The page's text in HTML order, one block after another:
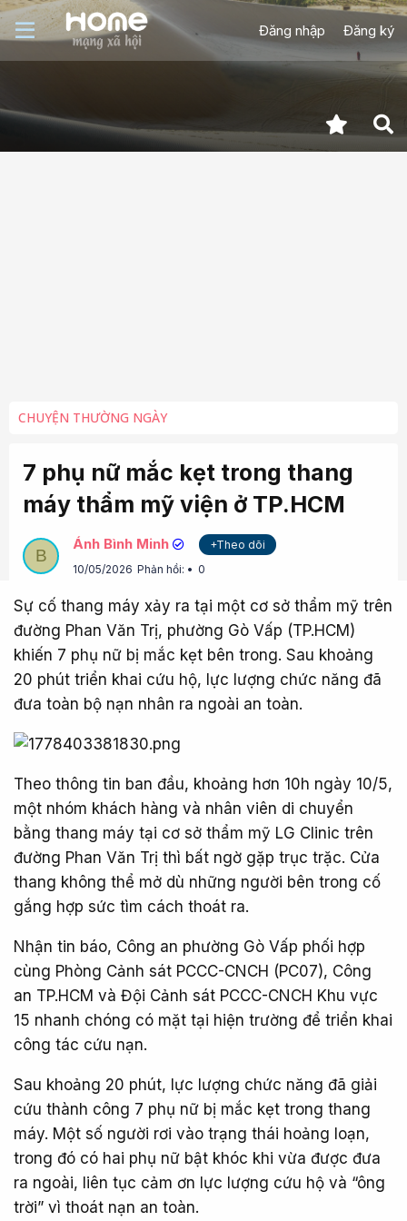
Đăng nhập Đăng ký
CHUYỆN THƯỜNG NGÀY
7 phụ nữ mắc kẹt trong thang
máy thẩm mỹ viện ở TP.HCM
B
Ánh Bình Minh
+Theo dõi
10/05/2026 Phản hồi: 0
Sự cố thang máy xảy ra tại một cơ sở thẩm mỹ trên
đường Phan Văn Trị, phường Gò Vấp (TP.HCM)
khiến 7 phụ nữ bị mắc kẹt bên trong. Sau khoảng
20 phút triển khai cứu hộ, lực lượng chức năng đã
đưa toàn bộ nạn nhân ra ngoài an toàn.
Theo thông tin ban đầu, khoảng hơn 10h ngày 10/5,
một nhóm khách hàng và nhân viên di chuyển
bằng thang máy tại cơ sở thẩm mỹ LG Clinic trên
đường Phan Văn Trị thì bất ngờ gặp trục trặc. Cửa
thang không thể mở dù những người bên trong cố
gắng hợp sức tìm cách thoát ra.
Nhận tin báo, Công an phường Gò Vấp phối hợp
cùng Phòng Cảnh sát PCCC-CNCH (PC07), Công
an TP.HCM và Đội Cảnh sát PCCC-CNCH Khu vực
15 nhanh chóng có mặt tại hiện trường để triển khai
công tác cứu nạn.
Sau khoảng 20 phút, lực lượng chức năng đã giải
cứu thành công 7 phụ nữ bị mắc kẹt trong thang
máy. Một số người rơi vào trạng thái hoảng loạn,
trong đó có hai phụ nữ bật khóc khi vừa được đưa
ra ngoài, liên tục cảm ơn lực lượng cứu hộ và “ông
trời” vì thoát nạn an toàn.